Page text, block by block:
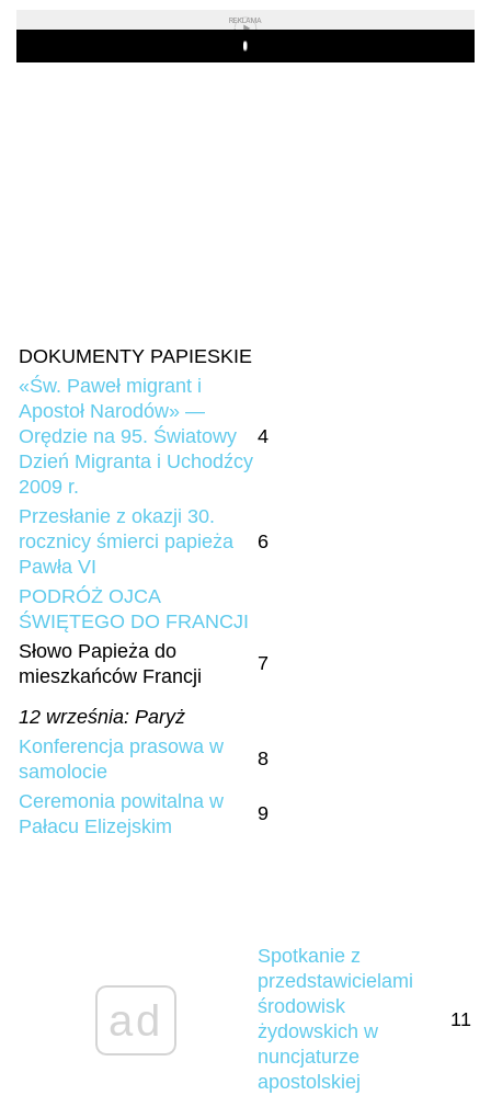
REKLAMA
Play
DOKUMENTY PAPIESKIE
«Św. Paweł migrant i
Apostoł Narodów» —
Orędzie na 95. Światowy
Dzień Migranta i Uchodźcy
2009 r.
4
Przesłanie z okazji 30.
rocznicy śmierci papieża
Pawła VI
6
PODRÓŻ OJCA
ŚWIĘTEGO DO FRANCJI
Słowo Papieża do
mieszkańców Francji
7
12 września: Paryż
Konferencja prasowa w
samolocie
8
Ceremonia powitalna w
Pałacu Elizejskim
9
ad
Spotkanie z
przedstawicielami
środowisk
żydowskich w
nuncjaturze
apostolskiej
11